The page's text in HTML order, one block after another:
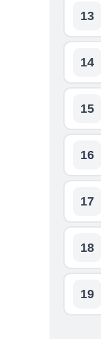
13
14
15
16
17
18
19